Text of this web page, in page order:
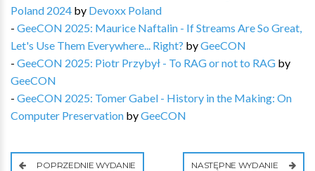
Poland 2024 by Devoxx Poland
- GeeCON 2025: Maurice Naftalin - If Streams Are So Great,
Let's Use Them Everywhere... Right? byGeeCON
- GeeCON 2025: Piotr Przybył - To RAG or not to RAG by
GeeCON
- GeeCON 2025: Tomer Gabel - History in the Making: On
Computer Preservation byGeeCON
POPRZEDNIE WYDANIE NASTĘPNE WYDANIE